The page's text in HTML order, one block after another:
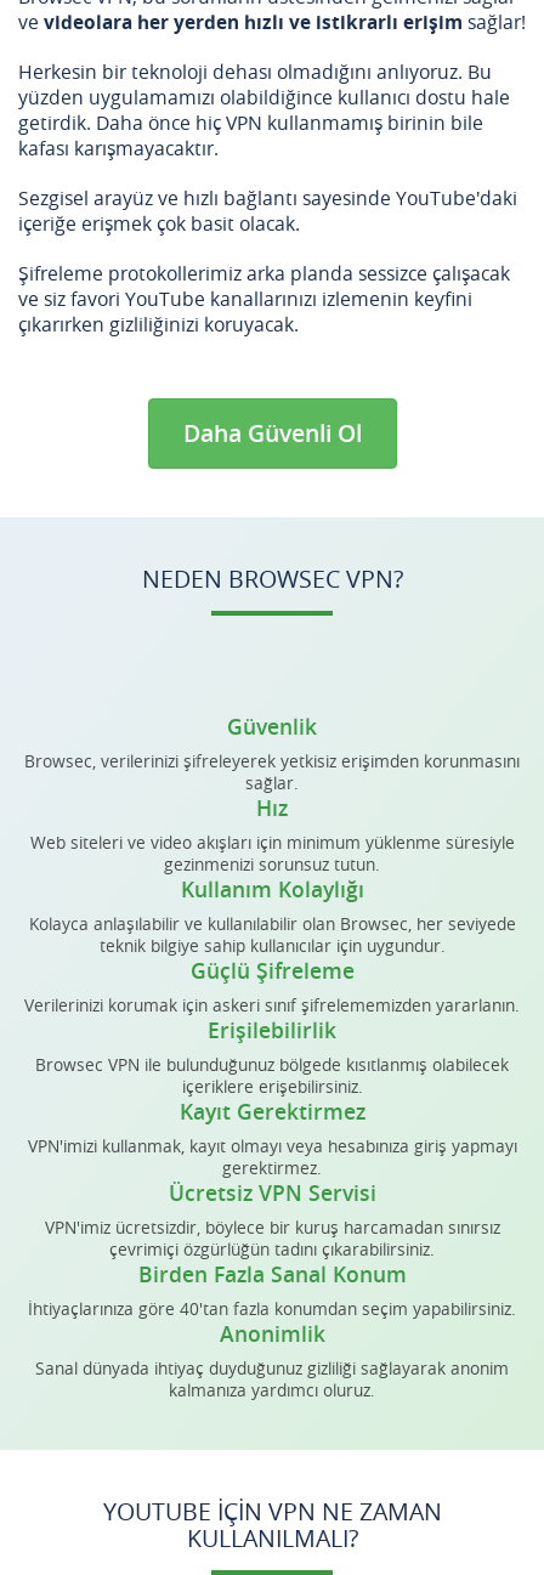
ve videolara her yerden hızlı ve istikrarlı erişim sağlar!
Herkesin bir teknoloji dehası olmadığını anlıyoruz. Bu
yüzden uygulamamızı olabildiğince kullanıcı dostu hale
getirdik. Daha önce hiç VPN kullanmamış birinin bile
kafası karışmayacaktır.
Sezgisel arayüz ve hızlı bağlantı sayesinde YouTube'daki
içeriğe erişmek çok basit olacak.
Şifreleme protokollerimiz arka planda sessizce çalışacak
ve siz favori YouTube kanallarınızı izlemenin keyfini
çıkarırken gizliliğinizi koruyacak.
Daha Güvenli Ol
NEDEN BROWSEC VPN?
Güvenlik
Browsec, verilerinizi şifreleyerek yetkisiz erişimden korunmasını
sağlar.
Hız
Web siteleri ve video akışları için minimum yüklenme süresiyle
gezinmenizi sorunsuz tutun.
Kullanım Kolaylığı
Kolayca anlaşılabilir ve kullanılabilir olan Browsec, her seviyede
teknik bilgiye sahip kullanıcılar için uygundur.
Güçlü Şifreleme
Verilerinizi korumak için askeri sınıf şifrelememizden yararlanın.
Erişilebilirlik
Browsec VPN ile bulunduğunuz bölgede kısıtlanmış olabilecek
içeriklere erişebilirsiniz.
Kayıt Gerektirmez
VPN'imizi kullanmak, kayıt olmayı veya hesabınıza giriş yapmayı
gerektirmez.
Ücretsiz VPN Servisi
VPN'imiz ücretsizdir, böylece bir kuruş harcamadan sınırsız
çevrimiçi özgürlüğün tadını çıkarabilirsiniz.
Birden Fazla Sanal Konum
İhtiyaçlarınıza göre 40'tan fazla konumdan seçim yapabilirsiniz.
Anonimlik
Sanal dünyada ihtiyaç duyduğunuz gizliliği sağlayarak anonim
kalmanıza yardımcı oluruz.
YOUTUBE IÇIN VPN NE ZAMAN
KULLANILMALI?